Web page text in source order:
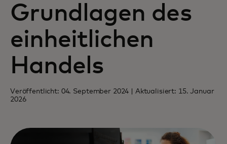
Für die Welt
Für Innovatoren
Grundlagen des
einheitlichen
Handels
Veröffentlicht: 04. September 2024 | Aktualisiert: 15. Januar
2026